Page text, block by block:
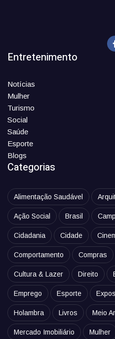
Entretenimento
Notícias
Mulher
Turismo
Social
Saúde
Esporte
Blogs
Categorias
Alimentação Saudável
Ação Social Brasil
Cidadania Cidade
Comportamento Compras
Cultura & Lazer Direito
Emprego Esporte
Holambra Livros Meio
Mercado Imobiliário Mulher